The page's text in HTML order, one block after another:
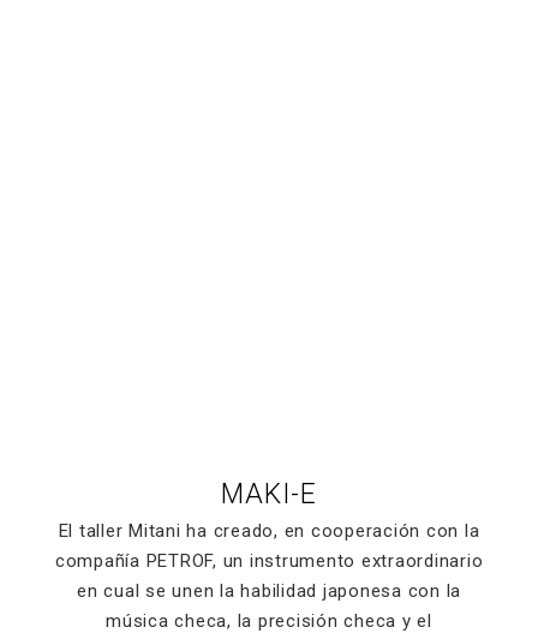
MAKI-E
El taller Mitani ha creado, en cooperación con la
compañía PETROF, un instrumento extraordinario
en cual se unen la habilidad japonesa con la
música checa, la precisión checa y el